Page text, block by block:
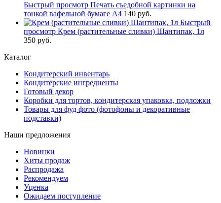
Быстрый просмотр Печать съедобной картинки на
тонкой вафельной бумаге А4 140 руб.
Быстрый
просмотр Крем (растительные сливки) Шантипак, 1л
350 руб.
Каталог
Кондитерский инвентарь
Кондитерские ингредиенты
Готовый декор
Коробки для тортов, кондитерская упаковка, подложки
Товары для фуд фото (фотофоны и декоративные
подставки)
Наши предложения
Новинки
Хиты продаж
Распродажа
Рекомендуем
Уценка
Ожидаем поступление